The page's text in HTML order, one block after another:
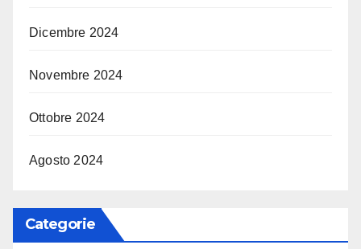
Dicembre 2024
Novembre 2024
Ottobre 2024
Agosto 2024
Categorie